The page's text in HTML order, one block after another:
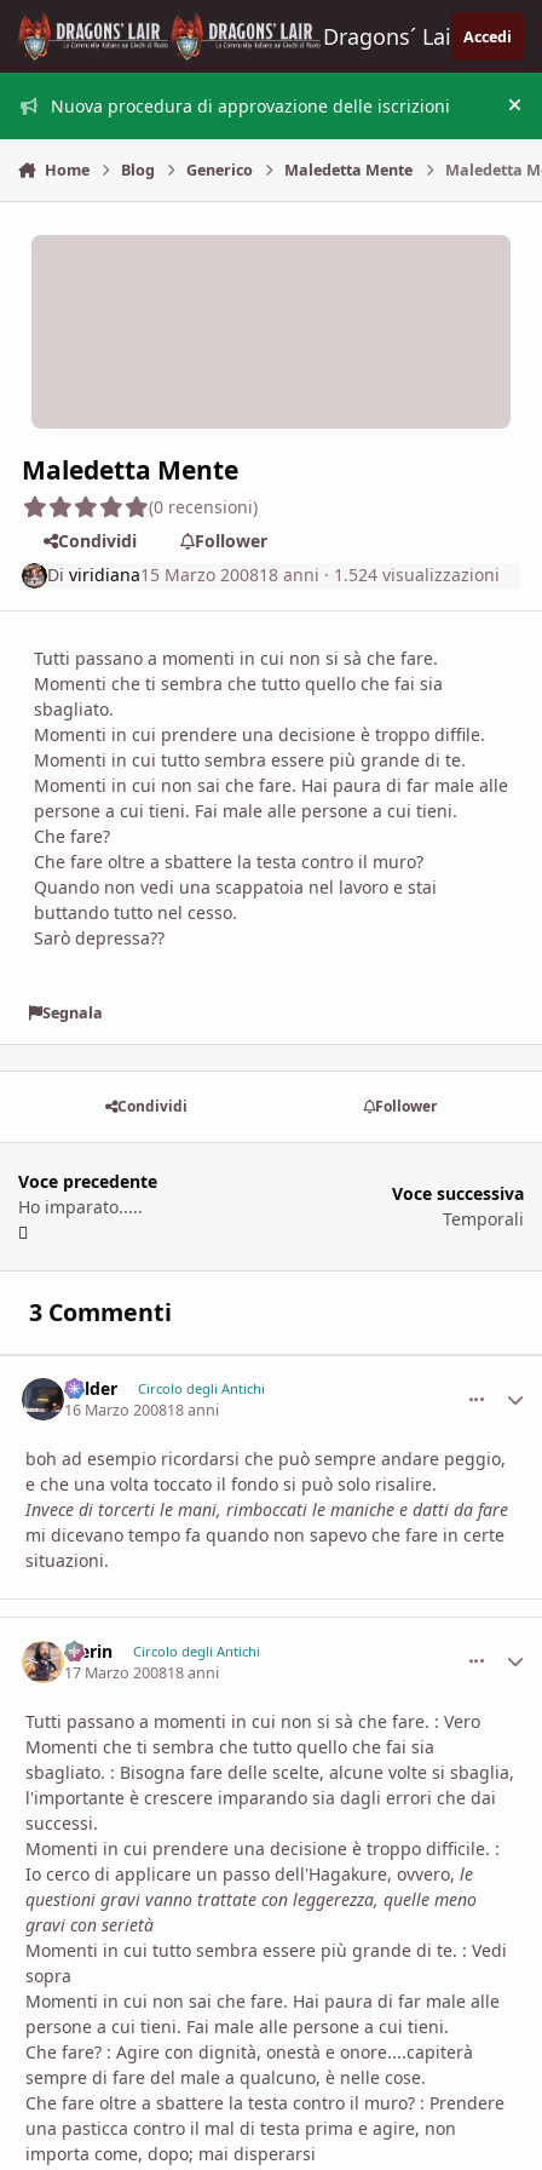
Vai al contenuto
Dragons´ Lair Accedi
Nuova procedura di approvazione delle iscrizioni
Home Blog Generico Maledetta Mente Maledetta
Maledetta Mente
(0 recensioni)
Condividi
Follower
Diviridiana15 Marzo 200818 anni · 1.524 visualizzazioni
Tutti passano a momenti in cui non si sà che fare.
Momenti che ti sembra che tutto quello che fai sia
sbagliato.
Momenti in cui prendere una decisione è troppo diffile.
Momenti in cui tutto sembra essere più grande di te.
Momenti in cui non sai che fare. Hai paura di far male alle
persone a cui tieni. Fai male alle persone a cui tieni.
Che fare?
Che fare oltre a sbattere la testa contro il muro?
Quando non vedi una scappatoia nel lavoro e stai
buttando tutto nel cesso.
Sarò depressa??
Segnala
Condividi Follower
Voce precedente
Ho imparato.....
Voce successiva
Temporali
3 Commenti
Balder Circolo degli Antichi
16 Marzo 200818 anni
boh ad esempio ricordarsi che può sempre andare peggio,
e che una volta toccato il fondo si può solo risalire.
Invece di torcerti le mani, rimboccati le maniche e datti da fare
mi dicevano tempo fa quando non sapevo che fare in certe
situazioni.
Merin Circolo degli Antichi
17 Marzo 200818 anni
Tutti passano a momenti in cui non si sà che fare. : Vero
Momenti che ti sembra che tutto quello che fai sia
sbagliato. : Bisogna fare delle scelte, alcune volte si sbaglia,
l'importante è crescere imparando sia dagli errori che dai
successi.
Momenti in cui prendere una decisione è troppo difficile. :
Io cerco di applicare un passo dell'Hagakure, ovvero, le
questioni gravi vanno trattate con leggerezza, quelle meno
gravi con serietà
Momenti in cui tutto sembra essere più grande di te. : Vedi
sopra
Momenti in cui non sai che fare. Hai paura di far male alle
persone a cui tieni. Fai male alle persone a cui tieni.
Che fare? : Agire con dignità, onestà e onore....capiterà
sempre di fare del male a qualcuno, è nelle cose.
Che fare oltre a sbattere la testa contro il muro? : Prendere
una pasticca contro il mal di testa prima e agire, non
importa come, dopo; mai disperarsi